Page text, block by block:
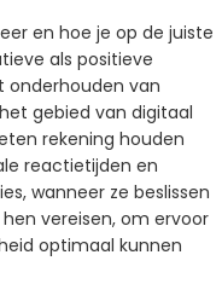
en hoe je op de juiste
als positieve
onderhouden van
gebied van digitaal
rekening houden
reactietijden en
wanneer ze beslissen
vereisen, om ervoor
optimaal kunnen